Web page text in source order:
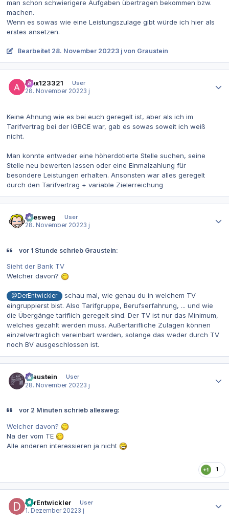
man schon schwierigere Aufgaben übertragen bekommen bzw.
machen.
Wenn es sowas wie eine Leistungszulage gibt würde ich hier als
erstes ansetzen.
Bearbeitet 28. November 20223 j von Graustein
alex123321
User
28. November 20223 j
Keine Ahnung wie es bei euch geregelt ist, aber als ich im
Tarifvertrag bei der IGBCE war, gab es sowas soweit ich weiß
nicht.
Man konnte entweder eine höherdotierte Stelle suchen, seine
Stelle neu bewerten lassen oder eine Einmalzahlung für
besondere Leistungen erhalten. Ansonsten war alles geregelt
durch den Tarifvertrag + variable Zielerreichung
allesweg
User
28. November 20223 j
vor 1 Stunde schrieb Graustein:
Sieht der Bank TV
Welcher davon?
@DerEntwickler
schau mal, wie genau du in welchem TV
eingruppierst bist. Also Tarifgruppe, Berufserfahrung, ... und wie
die Übergänge tariflich geregelt sind. Der TV ist nur das Minimum,
welches gezahlt werden muss. Außertarifliche Zulagen können
einzelvertraglich vereinbart werden, solange das weder durch TV
noch BV ausgeschlossen ist.
Graustein
User
28. November 20223 j
vor 2 Minuten schrieb allesweg:
Welcher davon?
Na der vom TE
Alle anderen interessieren ja nicht
1
DerEntwickler
User
1. Dezember 20223 j